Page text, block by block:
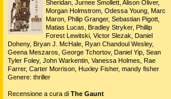
Sheridan, Jurnee Smollett, Alison Oliver,
Morgan Holmstrom, Odessa Young, Marc
Maron, Philip Granger, Sebastian Pigott,
Matias Lucas, Bradley Stryker, Phillip
Forest Lewitski, Victor Slezak, Daniel
Doheny, Bryan J. McHale, Ryan Chandoul Wesley,
Geena Meszaros, George Tchortov, Daniel Yip, Sean
Tyler Foley, John Warkentin, Vanessa Holmes, Rae
Farrer, Carter Morrison, Huxley Fisher, mandy fisher
Genere: thriller
Recensione a cura di The Gaunt